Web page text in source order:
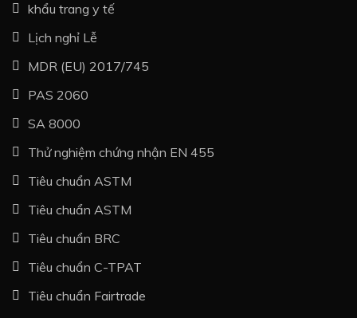
khẩu trang y tế
Lịch nghỉ Lễ
MDR (EU) 2017/745
PAS 2060
SA 8000
Thử nghiệm chứng nhận EN 455
Tiêu chuẩn ASTM
Tiêu chuẩn ASTM
Tiêu chuẩn BRC
Tiêu chuẩn C-TPAT
Tiêu chuẩn Fairtrade